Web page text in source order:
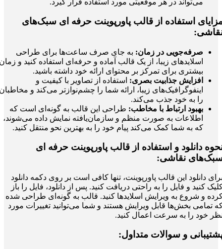
می‌تواند در هر موقعیتی مورد استفاده قرار گیرد.
استفاده از قالب پاورپوینت حرفه ای سبک‌های
صرفه‌جویی در زمان: به جای صرف ساعت‌ها برای طراحی
اسلایدهای زیبا، از یک قالب آماده و حرفه‌ای استفاده کنید و
بیشتری برای تمرکز بر محتوای ارائه خود داشته باشید.
افزایش جذابیت بصری: استفاده از تصاویر با کیفیت و
اینفوگرافیک‌های زیبا، ارائه شما را چشم‌نوازتر می‌کند و
را به خود جذب می‌کند.
بهبود ارتباط با مخاطب: طراحی این قالب به گونه‌ای است که
اطلاعات به صورت منظم و سازمان‌یافته نمایش داده می‌شوند،
که به شما کمک می‌کند پیام خود را به بهترین نحو منتقل کنید.
دانلود و استفاده از قالب پاورپوینت حرفه ای
نقاشی:
دانلود این قالب پاورپوینت، تنها کافی است بر روی دکمه دانلود
کنید و فایل را به راحتی دریافت کنید. پس از دانلود، فایل را باز
و شروع به ویرایش اسلایدها کنید. قالب به گونه‌ای طراحی شده
تمامی بخش‌ها قابل ویرایش هستند و شما می‌توانید تغییرات مورد
خود را به سرعت اعمال کنید.
و سوالات متداول: